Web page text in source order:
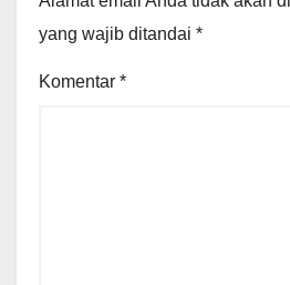
yang wajib ditandai *
Komentar *